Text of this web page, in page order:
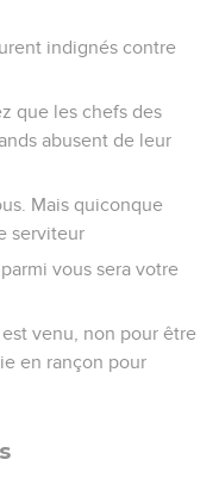
indignés contre
que les chefs des
abusent de leur
Mais quiconque
serviteur
vous sera votre
est venu, non pour être
en rançon pour